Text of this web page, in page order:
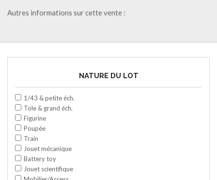
Autres informations sur cette vente :
NATURE DU LOT
1/43 & petite éch.
Tole & grand éch.
Figurine
Poupée
Train
Jouet mécanique
Battery toy
Jouet scientifique